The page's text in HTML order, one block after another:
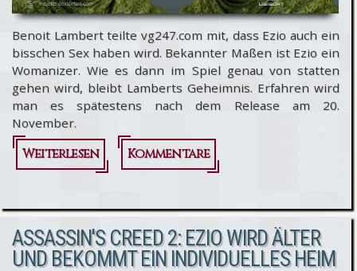
Benoit Lambert teilte vg247.com mit, dass Ezio auch ein
bisschen Sex haben wird. Bekannter Maßen ist Ezio ein
Womanizer. Wie es dann im Spiel genau von statten
gehen wird, bleibt Lamberts Geheimnis. Erfahren wird
man es spätestens nach dem Release am 20.
November.
Weiterlesen
über
Creed 2:
Ezio
wird ein
Kommentare
ASSASSIN'S CREED 2: EZIO WIRD ÄLTER
UND BEKOMMT EIN INDIVIDUELLES HEIM